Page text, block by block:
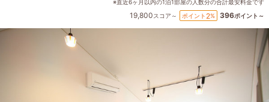
※直近6ヶ月以内の1泊1部屋の人数分の合計最安料金です
19,800スコア～ ポイント 2% 396ポイント～